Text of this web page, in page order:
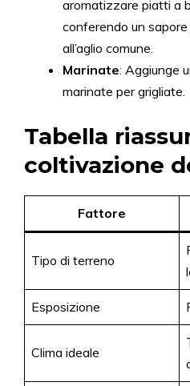
aromatizzare piatti a
conferendo un
all’aglio comune.
Marinate: Aggiunge
marinate per grigliate.
Tabella
coltivazione
Fattore
Tipo di terreno
Esposizione
Clima ideale